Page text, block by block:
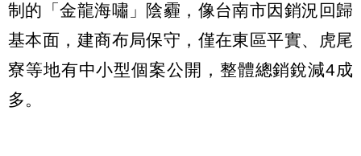
制的「金龍海嘯」陰霾，像台南市因銷況回歸
基本面，建商布局保守，僅在東區平實、虎尾
寮等地有中小型個案公開，整體總銷銳減4成
多。